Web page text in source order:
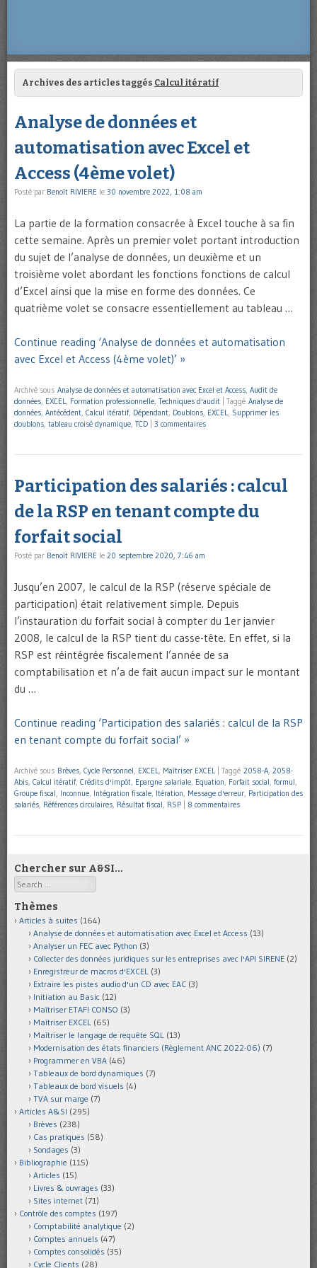
Archives des articles taggés Calcul itératif
Analyse de données et
automatisation avec Excel et
Access (4ème volet)
Posté par Benoît RIVIERE le 30 novembre 2022, 1:08 am
La partie de la formation consacrée à Excel touche à sa fin
cette semaine. Après un premier volet portant introduction
du sujet de l’analyse de données, un deuxième et un
troisième volet abordant les fonctions fonctions de calcul
d’Excel ainsi que la mise en forme des données. Ce
quatrième volet se consacre essentiellement au tableau …
Continue reading ‘Analyse de données et automatisation
avec Excel et Access (4ème volet)’ »
Archivé sous Analyse de données et automatisation avec Excel et Access, Audit de
données, EXCEL, Formation professionnelle, Techniques d'audit Taggé Analyse de
données, Antécédent, Calcul itératif, Dépendant, Doublons, EXCEL, Supprimer les
doublons, tableau croisé dynamique, TCD 3 commentaires
Participation des salariés : calcul
de la RSP en tenant compte du
forfait social
Posté par Benoît RIVIERE le 20 septembre 2020, 7:46 am
Jusqu’en 2007, le calcul de la RSP (réserve spéciale de
participation) était relativement simple. Depuis
l’instauration du forfait social à compter du 1er janvier
2008, le calcul de la RSP tient du casse-tête. En effet, si la
RSP est réintégrée fiscalement l’année de sa
comptabilisation et n’a de fait aucun impact sur le montant
du …
Continue reading ‘Participation des salariés : calcul de la RSP
en tenant compte du forfait social’ »
Archivé sous Brèves, Cycle Personnel, EXCEL, Maîtriser EXCEL Taggé 2058-A, 2058-
Abis, Calcul itératif, Crédits d'impôt, Epargne salariale, Equation, Forfait social, formul,
Groupe fiscal, Inconnue, Intégration fiscale, Itération, Message d'erreur, Participation des
salariés, Références circulaires, Résultat fiscal, RSP 8 commentaires
Chercher sur A&SI…
Search
Thèmes
Articles à suites (164)
Analyse de données et automatisation avec Excel et Access (13)
Analyser un FEC avec Python (3)
Collecter des données juridiques sur les entreprises avec l'API SIRENE (2)
Enregistreur de macros d'EXCEL (3)
Extraire les pistes audio d'un CD avec EAC (3)
Initiation au Basic (12)
Maîtriser ETAFI CONSO (3)
Maîtriser EXCEL (65)
Maîtriser le langage de requête SQL (13)
Modernisation des états financiers (Règlement ANC 2022-06) (7)
Programmer en VBA (46)
Tableaux de bord dynamiques (7)
Tableaux de bord visuels (4)
TVA sur marge (7)
Articles A&SI (295)
Brèves (238)
Cas pratiques (58)
Sondages (3)
Bibliographie (115)
Articles (15)
Livres & ouvrages (33)
Sites internet (71)
Contrôle des comptes (197)
Comptabilité analytique (2)
Comptes annuels (47)
Comptes consolidés (35)
Cycle Clients (28)